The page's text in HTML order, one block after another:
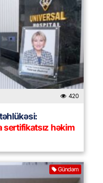
420
sertifikatsız həkim
Gündəm